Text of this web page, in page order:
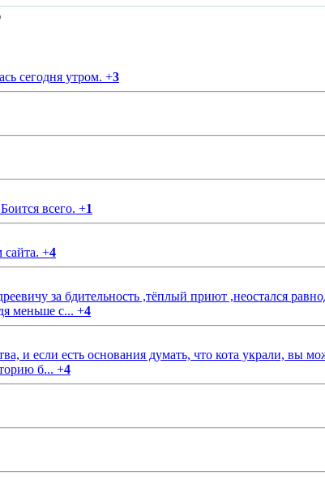
сегодня утром. +3
всего. +1
+4
за бдительность ,тёплый приют ,неостался
меньше с... +4
если есть основания думать, что кота украли, вы
б... +4